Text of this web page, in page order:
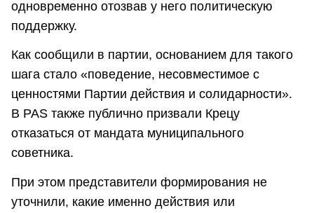
одновременно отозвав у него политическую
поддержку.
Как сообщили в партии, основанием для такого
шага стало «поведение, несовместимое с
ценностями Партии действия и солидарности».
В PAS также публично призвали Крецу
отказаться от мандата муниципального
советника.
При этом представители формирования не
уточнили, какие именно действия или